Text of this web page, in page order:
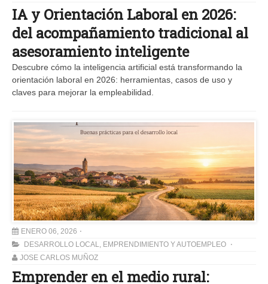
IA y Orientación Laboral en 2026:
del acompañamiento tradicional al
asesoramiento inteligente
Descubre cómo la inteligencia artificial está transformando la
orientación laboral en 2026: herramientas, casos de uso y
claves para mejorar la empleabilidad.
ENERO 06, 2026
DESARROLLO LOCAL
EMPRENDIMIENTO Y AUTOEMPLEO
JOSE CARLOS MUÑOZ
Emprender en el medio rural: